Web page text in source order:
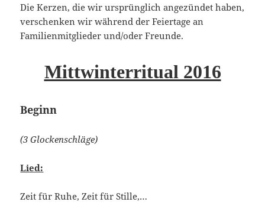
Die Kerzen, die wir ursprünglich angezündet haben,
verschenken wir während der Feiertage an
Familienmitglieder und/oder Freunde.
Mittwinterritual 2016
Beginn
(3 Glockenschläge)
Lied:
Zeit für Ruhe, Zeit für Stille,…